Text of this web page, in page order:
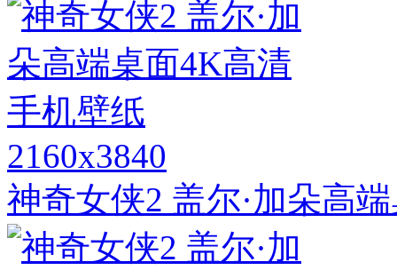
2160x3840
神奇女侠2 盖尔·加朵高